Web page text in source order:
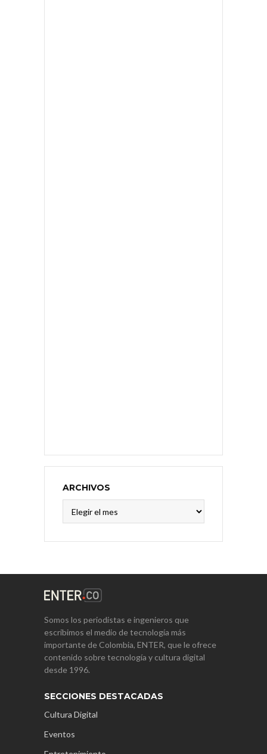
ARCHIVOS
Somos los periodistas e ingenieros que
escribimos el medio de tecnología más
importante de Colombia, ENTER, que le ofrece
contenido sobre tecnología y cultura digital
desde 1996.
SECCIONES DESTACADAS
Cultura Digital
Eventos